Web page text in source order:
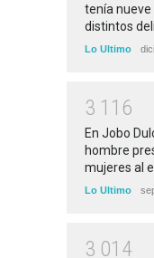
tenía
distintos
Lo Ultimo
3 1 1 6
En Jobo
hombre
mujeres al
Lo Ultimo
3 01 4